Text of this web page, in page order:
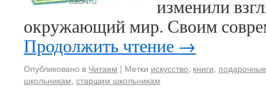
изменили
окружающий мир. Своим
Продолжить чтение →
Опубликовано в Читаем | Метки искусство, книги,
школьникам, старшим школьникам